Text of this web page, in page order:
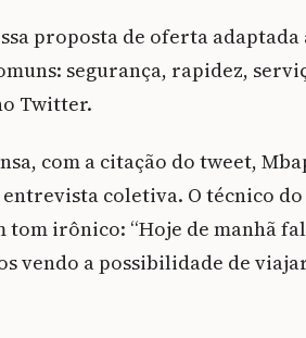
proposta de oferta adaptada
segurança, rapidez,
Twitter.
com a citação do tweet,
coletiva. O técnico do
tom irônico: “Hoje de manhã
vendo a possibilidade de